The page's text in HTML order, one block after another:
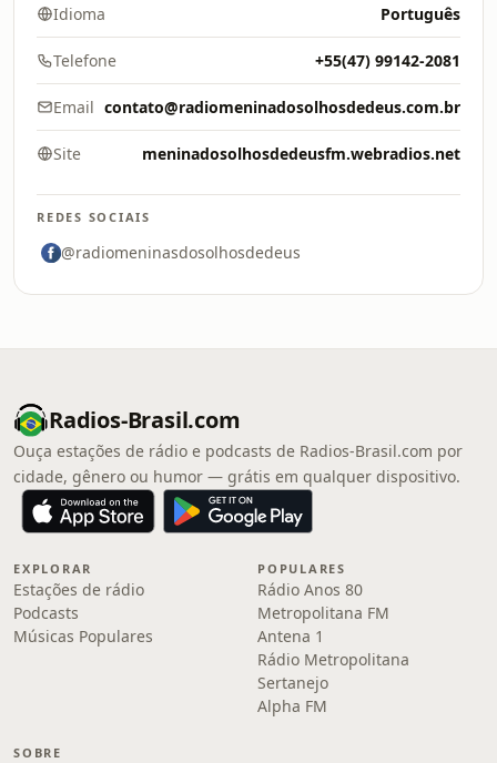
Idioma Português
Telefone +55(47) 99142-2081
Email contato@radiomeninadosolhosdedeus.com.br
Site meninadosolhosdedeusfm.webradios.net
REDES SOCIAIS
@radiomeninasdosolhosdedeus
Radios-Brasil.com
Ouça estações de rádio e podcasts de Radios-Brasil.com por
cidade, gênero ou humor — grátis em qualquer dispositivo.
EXPLORAR
Estações de rádio
Podcasts
Músicas Populares
POPULARES
Rádio Anos 80
Metropolitana FM
Antena 1
Rádio Metropolitana
Sertanejo
Alpha FM
SOBRE